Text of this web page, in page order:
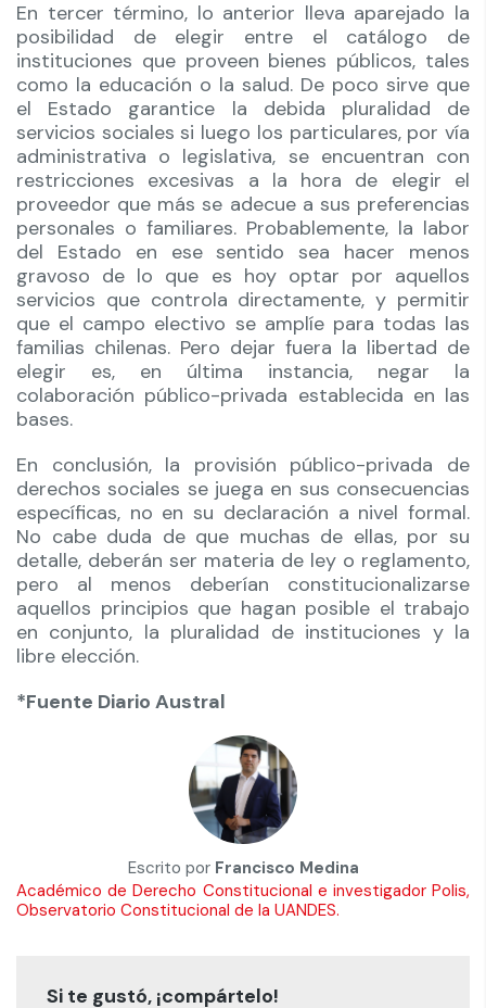
En tercer término, lo anterior lleva aparejado la
posibilidad de elegir entre el catálogo de
instituciones que proveen bienes públicos, tales
como la educación o la salud. De poco sirve que
el Estado garantice la debida pluralidad de
servicios sociales si luego los particulares, por vía
administrativa o legislativa, se encuentran con
restricciones excesivas a la hora de elegir el
proveedor que más se adecue a sus preferencias
personales o familiares. Probablemente, la labor
del Estado en ese sentido sea hacer menos
gravoso de lo que es hoy optar por aquellos
servicios que controla directamente, y permitir
que el campo electivo se amplíe para todas las
familias chilenas. Pero dejar fuera la libertad de
elegir es, en última instancia, negar la
colaboración público-privada establecida en las
bases.
En conclusión, la provisión público-privada de
derechos sociales se juega en sus consecuencias
específicas, no en su declaración a nivel formal.
No cabe duda de que muchas de ellas, por su
detalle, deberán ser materia de ley o reglamento,
pero al menos deberían constitucionalizarse
aquellos principios que hagan posible el trabajo
en conjunto, la pluralidad de instituciones y la
libre elección.
*Fuente Diario Austral
Escrito por Francisco Medina
Académico de Derecho Constitucional e investigador Polis,
Observatorio Constitucional de la UANDES.
Si te gustó, ¡compártelo!